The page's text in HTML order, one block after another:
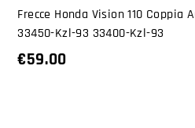
Frecce Honda Vision 110 Coppia
33450-Kzl-93 33400-Kzl-93
€59.00